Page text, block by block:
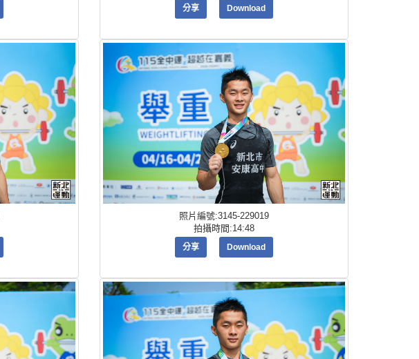
分享 Download
照片編號:3145-229019
拍攝時間:14:48
分享 Download